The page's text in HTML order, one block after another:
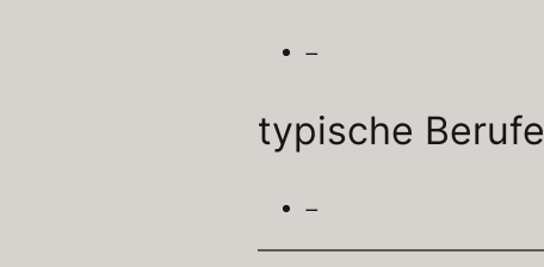
–
typische Berufe
–